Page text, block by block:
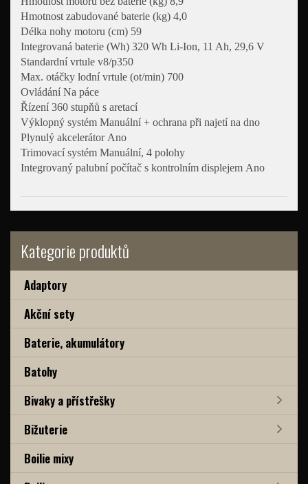
Kategorie produktů
Adaptory
Akční sety
Baterie, akumulátory
Batohy
Bivaky a přístřešky
Bižuterie
Boilie mixy
Hmotnost zabudované baterie (kg) 4,0
Délka nohy motoru (cm) 59
Integrovaná baterie (Wh) 320 Wh Li-Ion, 11 Ah, 29,6 V
Standardní vrtule v8/p350
Max. otáčky lodní vrtule (ot/min) 700
Ovládání Na páce
Řízení 360 stupňů s aretací
Výklopný systém Manuální + ochrana při najetí na dno
Plynulý akcelerátor Ano
Trimovací systém Manuální, 4 polohy
Integrovaný palubní počítač s kontrolním displejem Ano